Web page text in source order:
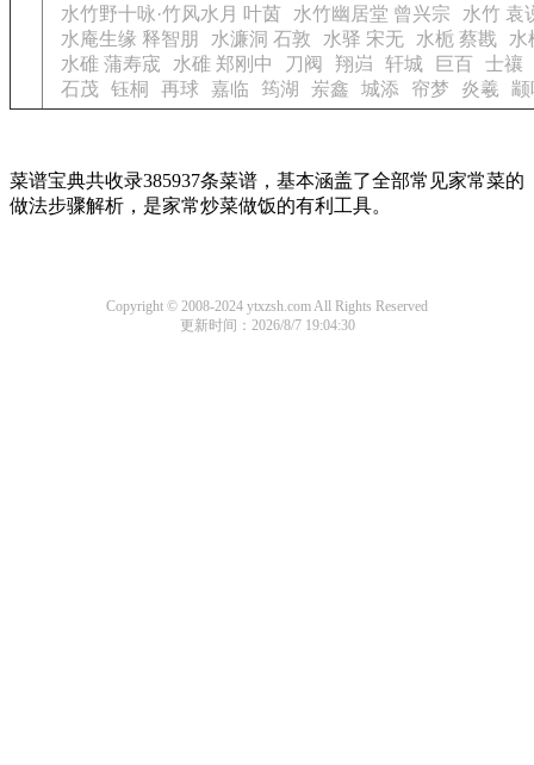
水竹野十咏·竹风水月 叶茵
水竹幽居堂 曾兴宗
水竹 袁
水庵生缘 释智朋
水濂洞 石敦 水驿 宋无 水栀 蔡戡
水
水碓 蒲寿宬
水碓 郑刚中 刀阀 翔岿 轩城 巨百 士禳
石茂
钰桐 再球 嘉临 筠湖 岽鑫 城添 帘梦 炎羲 颛
菜谱宝典共收录385937条菜谱，基本涵盖了全部常见家常菜的
做法步骤解析，是家常炒菜做饭的有利工具。
Copyright © 2008-2024 ytxzsh.com All Rights Reserved
更新时间：2026/8/7 19:04:30